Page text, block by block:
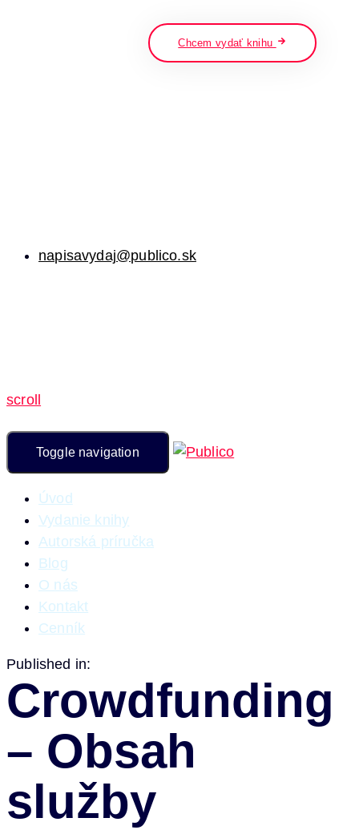
Chcem vydať knihu
napisavydaj@publico.sk
scroll
Toggle navigation
Úvod
Vydanie knihy
Autorská príručka
Blog
O nás
Kontakt
Cenník
Published in:
Crowdfunding
– Obsah
služby